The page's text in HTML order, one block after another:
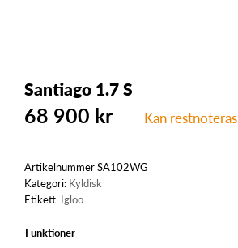
Santiago 1.7 S
68 900 kr Kan restnoteras
ArtikelnummerSA102WG
Kategori: Kyldisk
Etikett: Igloo
Funktioner